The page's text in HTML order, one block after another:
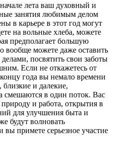
лета ваш духовный и
занятия любимым делом
в карьере в этот год могут
на вольные хлеба, можете
предполагает большую
вообще можете даже оставить
посвятить свои заботы
Если не откажетесь от
года вы немало времени
близкие и далекие,
смешаются в один поток. Вас
и работа, открытия в
для улучшения быта и
будут волновать
вы примете серьезное участие